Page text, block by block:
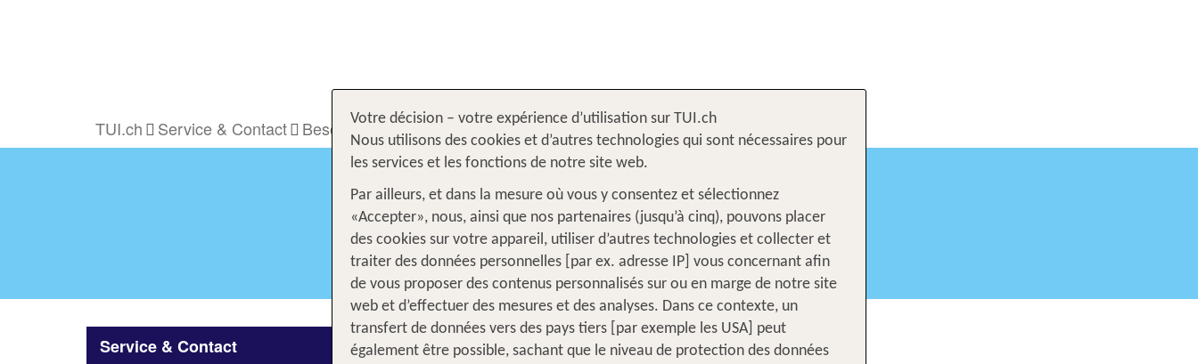
TUI.ch Service & Contact Besoin d'aide? Agences de voyage
AGENCES DE VOYAGE
Service & Contact Recherche d'agence de voyage
Votre décision – votre expérience d’utilisation sur TUI.ch
Nous utilisons des cookies et d’autres technologies qui sont nécessaires pour
les services et les fonctions de notre site web.
Par ailleurs, et dans la mesure où vous y consentez et sélectionnez
«Accepter», nous, ainsi que nos partenaires (jusqu’à cinq), pouvons placer
des cookies sur votre appareil, utiliser d’autres technologies et collecter et
traiter des données personnelles [par ex. adresse IP] vous concernant afin
de vous proposer des contenus personnalisés sur ou en marge de notre site
web et d’effectuer des mesures et des analyses. Dans ce contexte, un
transfert de données vers des pays tiers [par exemple les USA] peut
également être possible, sachant que le niveau de protection des données